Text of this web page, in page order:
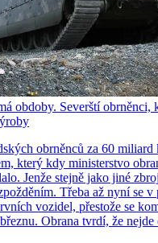
obdoby. Severští obrněnci,
obrněnců za 60
který kdy ministerstvo
Jenže stejně jako jiné
Třeba až nyní se
vozidel, přestože se
Obrana tvrdí, že nejde